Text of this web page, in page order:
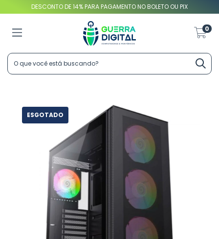
DESCONTO DE 14% PARA PAGAMENTO NO BOLETO OU PIX
0
ESGOTADO